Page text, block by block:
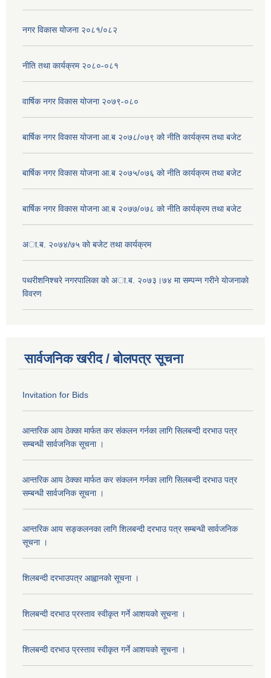
नगर विकास योजना २०८१/०८२
नीति तथा कार्यक्रम २०८०-०८१
वार्षिक नगर विकास योजना २०७९-०८०
बार्षिक नगर विकास योजना आ.ब २०७८/०७९ को नीति कार्यक्रम तथा बजेट
बार्षिक नगर विकास योजना आ.ब २०७५/०७६ को नीति कार्यक्रम तथा बजेट
बार्षिक नगर विकास योजना आ.ब २०७७/०७८ को नीति कार्यक्रम तथा बजेट
अा.ब. २०७४/७५ काे बजेट तथा कार्यक्रम
पथरीशनिश्चरे नगरपालिका काे अा.ब. २०७३।७४ मा सम्पन्न गरीने याेजनाकाे
विवरण
सार्वजनिक खरीद / बोलपत्र सूचना
Invitation for Bids
आन्तरिक आय ठेक्का मार्फत कर संकलन गर्नका लागि सिलबन्दी दरभाउ पत्र
सम्बन्धी सार्वजनिक सूचना ।
आन्तरिक आय ठेक्का मार्फत कर संकलन गर्नका लागि सिलबन्दी दरभाउ पत्र
सम्बन्धी सार्वजनिक सूचना ।
आन्तरिक आय सङ्कलनका लागि शिलबन्दी दरभाउ पत्र सम्बन्धी सार्वजनिक
सूचना ।
शिलबन्दी दरभाउपत्र आह्वानको सूचना ।
शिलबन्दी दरभाउ प्रस्ताव स्वीकृत गर्ने आशयको सूचना ।
शिलबन्दी दरभाउ प्रस्ताव स्वीकृत गर्ने आशयको सूचना ।